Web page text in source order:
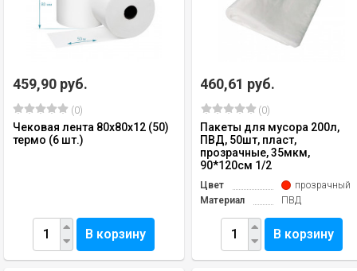
459,90 руб.
(0)
Чековая лента 80х80х12 (50)
термо (6 шт.)
В корзину
460,61 руб.
(0)
Пакеты для мусора 200л,
ПВД, 50шт, пласт,
прозрачные, 35мкм,
90*120см 1/2
Цвет
прозрачный
Материал
ПВД
В корзину